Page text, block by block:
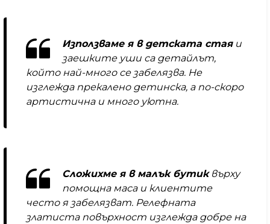
Използваме я в детската стаяи
заешките уши са детайлът,
който най-много се забелязва. Не
изглежда прекалено детинска, а по-скоро
артистична и много уютна.
Сложихме я в малък бутиквърху
помощна маса и клиентите
често я забелязват. Релефната
златиста повърхност изглежда добре на